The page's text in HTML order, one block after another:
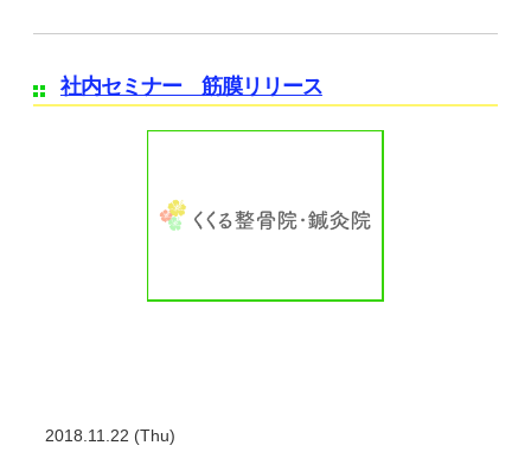
社内セミナー 筋膜リリース
2018.11.22 (Thu)